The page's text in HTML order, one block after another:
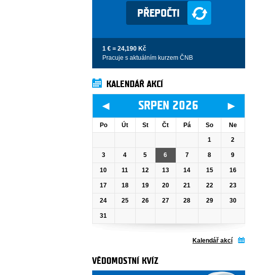
1 € = 24,190 Kč
Pracuje s aktuálním kurzem ČNB
KALENDÁŘ AKCÍ
◄ SRPEN 2026 ►
Po Út St Čt Pá So Ne
1 2
3 4 5 6 7 8 9
10 11 12 13 14 15 16
17 18 19 20 21 22 23
24 25 26 27 28 29 30
31
Kalendář akcí
VĚDOMOSTNÍ KVÍZ